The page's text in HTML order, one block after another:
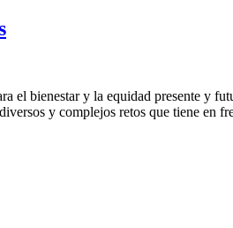
el bienestar y la equidad presente y
y complejos retos que tiene en